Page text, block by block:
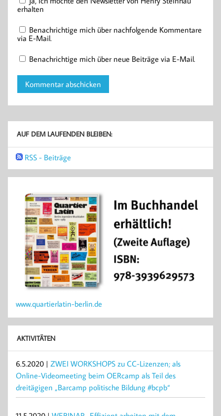
erhalten
Benachrichtige mich über nachfolgende Kommentare
via E-Mail.
Benachrichtige mich über neue Beiträge via E-Mail.
AUF DEM LAUFENDEN BLEIBEN:
RSS - Beiträge
www.quartierlatin-berlin.de
AKTIVITÄTEN
6.5.2020 | ZWEI WORKSHOPS zu CC-Lizenzen; als
Online-Videomeeting beim OERcamp als Teil des
dreitägigen „Barcamp politische Bildung #bcpb“